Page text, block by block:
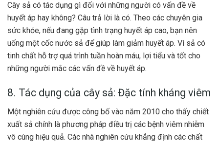
Cây sả có tác dụng gì đối với những người có vấn đề về
huyết áp hay không? Câu trả lời là có. Theo các chuyên gia
sức khỏe, nếu đang gặp tình trạng huyết áp cao, bạn nên
uống một cốc nước sả để giúp làm giảm huyết áp. Vì sả có
tinh chất hỗ trợ quá trình tuần hoàn máu, lợi tiểu và tốt cho
những người mắc các vấn đề về huyết áp.
8. Tác dụng của cây sả: Đặc tính kháng viêm
Một nghiên cứu được công bố vào năm 2010 cho thấy chiết
xuất sả chính là phương pháp điều trị các bệnh viêm nhiễm
vô cùng hiệu quả. Các nhà nghiên cứu khẳng định các chất